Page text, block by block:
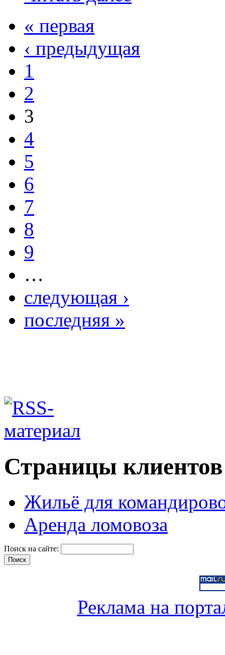
« первая
‹ предыдущая
1
2
3
4
5
6
7
8
9
…
следующая ›
последняя »
Страницы клиентов
Жильё для
Аренда ломовоза
Поиск на сайте:
Реклама на